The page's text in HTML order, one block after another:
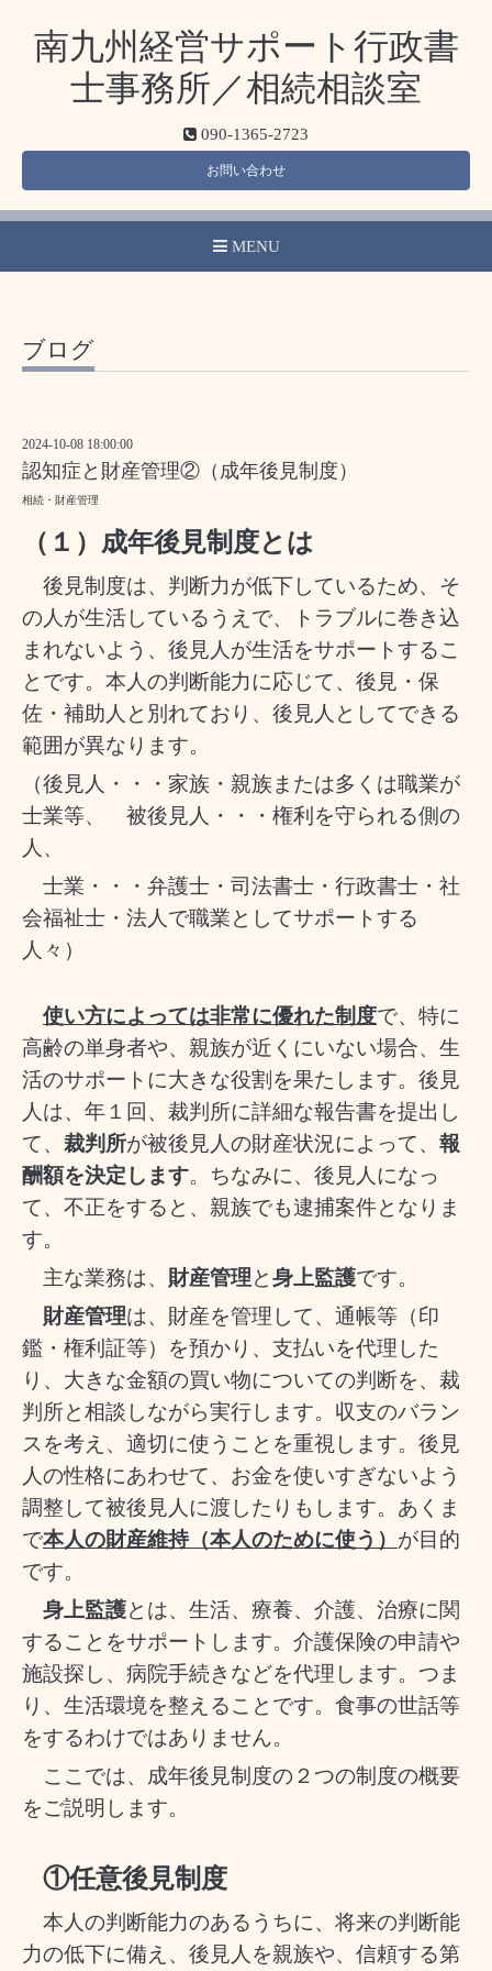
南九州経営サポート行政書
士事務所／相続相談室
090-1365-2723
お問い合わせ
MENU
ブログ
2024-10-08 18:00:00
認知症と財産管理②（成年後見制度）
相続・財産管理
（１）成年後見制度とは
後見制度は、判断力が低下しているため、そ
の人が生活しているうえで、トラブルに巻き込
まれないよう、後見人が生活をサポートするこ
とです。本人の判断能力に応じて、後見・保
佐・補助人と別れており、後見人としてできる
範囲が異なります。
（後見人・・・家族・親族または多くは職業が
士業等、 被後見人・・・権利を守られる側の
人、
士業・・・弁護士・司法書士・行政書士・社
会福祉士・法人で職業としてサポートする
人々）
使い方によっては非常に優れた制度で、特に
高齢の単身者や、親族が近くにいない場合、生
活のサポートに大きな役割を果たします。後見
人は、年１回、裁判所に詳細な報告書を提出し
て、 裁判所が被後見人の財産状況によって、 報
酬額を決定します。ちなみに、後見人になっ
て、不正をすると、親族でも逮捕案件となりま
す。
主な業務は、 財産管理と身上監護です。
財産管理は、財産を管理して、通帳等（印
鑑・権利証等）を預かり、支払いを代理した
り、大きな金額の買い物についての判断を、裁
判所と相談しながら実行します。収支のバラン
スを考え、適切に使うことを重視します。後見
人の性格にあわせて、お金を使いすぎないよう
調整して被後見人に渡したりもします。あくま
で本人の財産維持（本人のために使う） が目的
です。
身上監護とは、生活、療養、介護、治療に関
することをサポートします。介護保険の申請や
施設探し、病院手続きなどを代理します。つま
り、生活環境を整えることです。食事の世話等
をするわけではありません。
ここでは、成年後見制度の２つの制度の概要
をご説明します。
①任意後見制度
本人の判断能力のあるうちに、将来の判断能
力の低下に備え、後見人を親族や、信頼する第